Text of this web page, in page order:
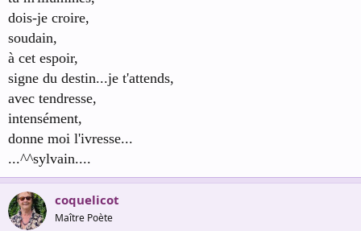
dois-je croire,
soudain,
à cet espoir,
signe du destin...je t'attends,
avec tendresse,
intensément,
donne moi l'ivresse...
...^^sylvain....
coquelicot
Maître Poète